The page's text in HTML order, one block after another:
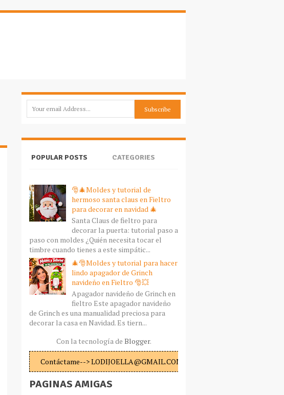
POPULAR POSTS CATEGORIES
🎅🎄Moldes y tutorial de
hermoso santa claus en Fieltro
para decorar en navidad 🎄
Santa Claus de fieltro para
decorar la puerta: tutorial paso a
paso con moldes ¿Quién necesita tocar el
timbre cuando tienes a este simpátic...
🎄🎅Moldes y tutorial para hacer
lindo apagador de Grinch
navideño en Fieltro 🎅💥
Apagador navideño de Grinch en
fieltro Este apagador navideño
de Grinch es una manualidad preciosa para
decorar la casa en Navidad. Es tiern...
Con la tecnología de Blogger.
Contáctame--> LODIJOELLA@GMAIL.COM
PAGINAS AMIGAS